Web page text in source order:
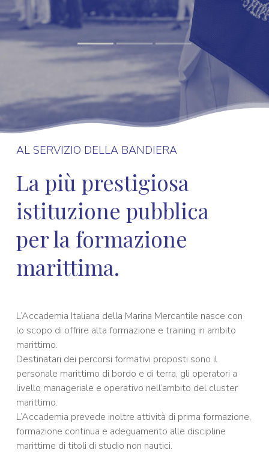
AL SERVIZIO DELLA BANDIERA
La più prestigiosa
istituzione pubblica
per la formazione
marittima.
L’Accademia Italiana della Marina Mercantile nasce con
lo scopo di offrire alta formazione e training in ambito
marittimo.
Destinatari dei percorsi formativi proposti sono il
personale marittimo di bordo e di terra, gli operatori a
livello manageriale e operativo nell’ambito del cluster
marittimo.
L’Accademia prevede inoltre attività di prima formazione,
formazione continua e adeguamento alle discipline
marittime di titoli di studio non nautici.